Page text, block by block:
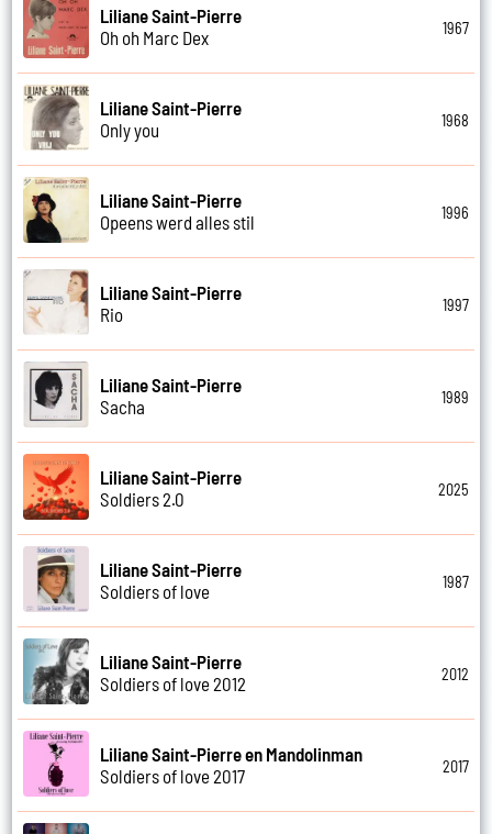
Liliane Saint-Pierre
Oh oh Marc Dex
1967
Liliane Saint-Pierre
Only you
1968
Liliane Saint-Pierre
Opeens werd alles stil
1996
Liliane Saint-Pierre
Rio
1997
Liliane Saint-Pierre
Sacha
1989
Liliane Saint-Pierre
Soldiers 2.0
2025
Liliane Saint-Pierre
Soldiers of love
1987
Liliane Saint-Pierre
Soldiers of love 2012
2012
Liliane Saint-Pierre en Mandolinman
Soldiers of love 2017
2017